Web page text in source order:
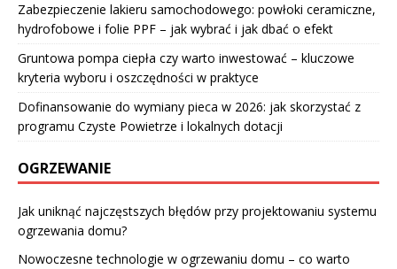
Zabezpieczenie lakieru samochodowego: powłoki ceramiczne,
hydrofobowe i folie PPF – jak wybrać i jak dbać o efekt
Gruntowa pompa ciepła czy warto inwestować – kluczowe
kryteria wyboru i oszczędności w praktyce
Dofinansowanie do wymiany pieca w 2026: jak skorzystać z
programu Czyste Powietrze i lokalnych dotacji
OGRZEWANIE
Jak uniknąć najczęstszych błędów przy projektowaniu systemu
ogrzewania domu?
Nowoczesne technologie w ogrzewaniu domu – co warto